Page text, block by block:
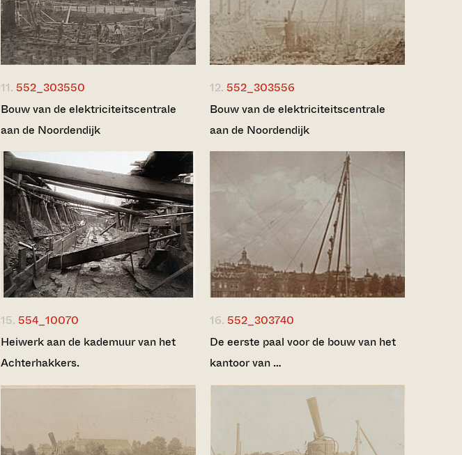
11. 552_303550
Bouw van de elektriciteitscentrale
aan de Noordendijk
12. 552_303556
Bouw van de elektriciteitscentrale
aan de Noordendijk
15. 554_10070
Heiwerk aan de kademuur van het
Achterhakkers.
16. 552_303740
De eerste paal voor de bouw van het
kantoor van …